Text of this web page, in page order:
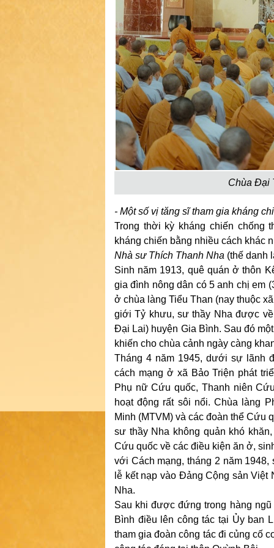
Chùa Đại
- Một số vị tăng sĩ tham gia kháng
Trong thời kỳ kháng chiến chống
kháng chiến bằng nhiều cách khác
Nhà sư Thích Thanh Nha (thế danh
Sinh năm 1913, quê quán ở thôn
gia đình nông dân có 5 anh chị em
ở chùa làng Tiểu Than (nay thuộc
giới Tỷ khưu, sư thầy Nha được
Đại Lai) huyện Gia Bình. Sau đó
khiến cho chùa cảnh ngày càng
Tháng 4 năm 1945, dưới sự lãnh
cách mạng ở xã Bảo Triện phát
Phụ nữ Cứu quốc, Thanh niên
hoạt động rất sôi nổi. Chùa làng
Minh (MTVM) và các đoàn thể Cứu
sư thầy Nha không quản khó
Cứu quốc về các điều kiện ăn ở,
với Cách mạng, tháng 2 năm
lễ kết nạp vào Đảng Cộng sản
Nha.
Sau khi được đứng trong hàng
Bình điều lên công tác tại Ủy ban
tham gia đoàn công tác đi củng cố